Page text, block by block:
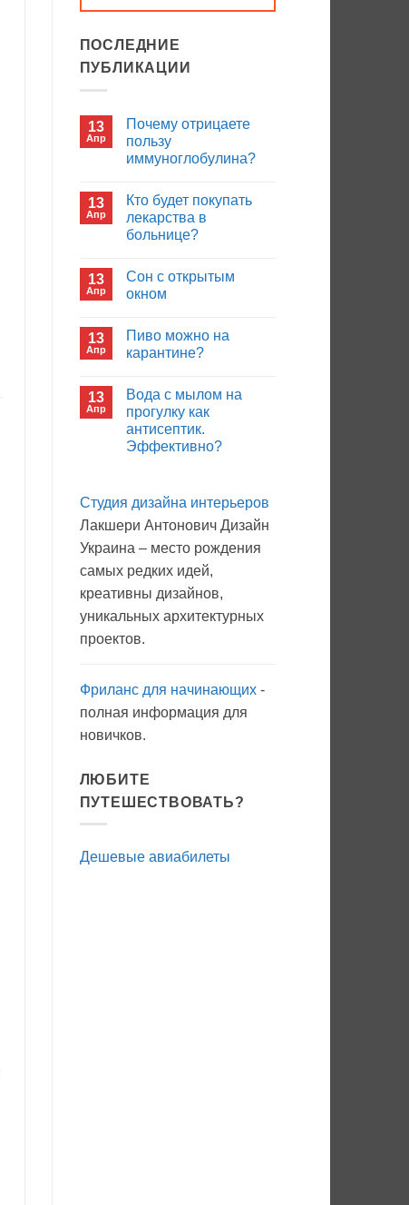
ПОСЛЕДНИЕ
ПУБЛИКАЦИИ
13
Апр
Почему отрицаете
пользу
иммуноглобулина?
записи
Почему
отрицаете
пользу
13
Апр
Кто будет покупать
лекарства в
больнице?
записи
Кто
будет
больнице?
13
Апр
Сон с открытым
окном
записи
Сон
с
13
Апр
Пиво можно на
карантине?
записи
Пиво
можно
на
карантине?
13
Апр
Вода с мылом на
прогулку как
антисептик.
Эффективно?
Вода
мылом
на
прогулку
антисептик.
Студия дизайна интерьеров
Лакшери Антонович Дизайн
Украина – место рождения
самых редких идей,
креативны дизайнов,
уникальных архитектурных
проектов.
Фриланс для начинающих-
полная информация для
новичков.
ЛЮБИТЕ
ПУТЕШЕСТВОВАТЬ?
Дешевые авиабилеты